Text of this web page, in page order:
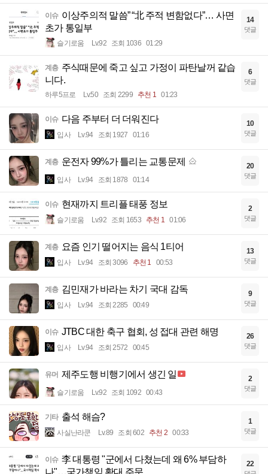
이슈 이상주의적 말씀” “北 주적 변함없다”… 사면
초가 통일부
슬기로움 Lv.92 조회 1036 01:29
14
댓글
계층 주식때문에 죽고 싶고 가정이 파탄날꺼 같습
니다.
하루5프로 Lv.50 조회 2299 추천 1 01:23
6
댓글
이슈 다음 주부터 더 더워진다
입사 Lv.94 조회 1927 01:16
10
댓글
계층 운전자 99%가 틀리는 교통문제
입사 Lv.94 조회 1878 01:14
20
댓글
이슈 현재까지 트리플 태풍 정보
슬기로움 Lv.92 조회 1653 추천 1 01:06
2
댓글
계층 요즘 인기 떨어지는 음식 1티어
입사 Lv.94 조회 3096 추천 1 00:53
13
댓글
계층 김민재가 바라는 차기 국대 감독
입사 Lv.94 조회 2285 00:49
9
댓글
이슈 JTBC 대한 축구 협회, 성 접대 관련 해명
입사 Lv.94 조회 2572 00:45
26
댓글
유머 제주도행 비행기에서 생긴 일
슬기로움 Lv.92 조회 1092 00:43
2
댓글
기타 출석 해슴?
사실난라쿤 Lv.89 조회 602 추천 2 00:33
1
댓글
이슈 李 대통령 "군에서 다쳤는데 왜 6% 부담하
나"…국가책임 확대 주문
22